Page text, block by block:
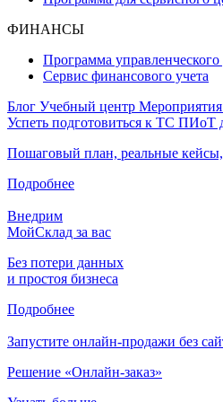
ФИНАНСЫ
Программа управленческого
Сервис финансового учета
Блог Учебный центр Мероприятия
Успеть подготовиться к ТС ПИоТ
Пошаговый план, реальные
Подробнее
Внедрим
МойСклад за вас
Без потери данных
и простоя бизнеса
Подробнее
Запустите онлайн-продажи без
Решение «Онлайн-заказ»